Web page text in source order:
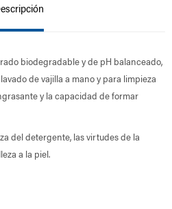
biodegradable y de pH balanceado,
de vajilla a mano y para limpieza
y la capacidad de formar
del detergente, las virtudes de la
a la piel.